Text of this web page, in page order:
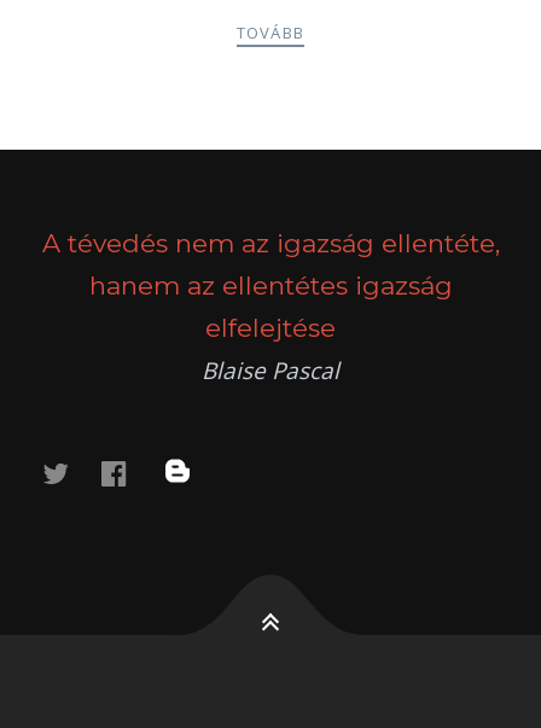
TOVÁBB
A tévedés nem az igazság ellentéte,
hanem az ellentétes igazság
elfelejtése
Blaise Pascal
twitterfacebook
blog